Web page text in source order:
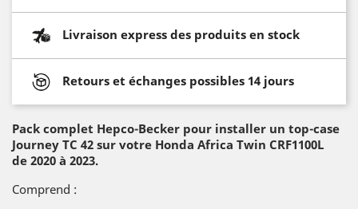
Livraison express des produits en stock
Retours et échanges possibles 14 jours
Pack complet Hepco-Becker pour installer un top-case
Journey TC 42 sur votre Honda Africa Twin CRF1100L
de 2020 à 2023.
Comprend :